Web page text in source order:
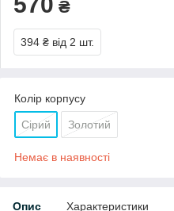
₴
394 ₴ від 2 шт.
Колір корпусу
Сірий Золотий
Немає в наявності
Опис Характеристики